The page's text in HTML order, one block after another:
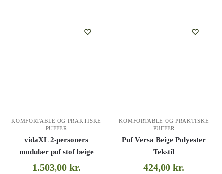
KOMFORTABLE OG PRAKTISKE
PUFFER
vidaXL 2-personers
modulær puf stof beige
1.503,00 kr.
KOMFORTABLE OG PRAKTISKE
PUFFER
Puf Versa Beige Polyester
Tekstil
424,00kr.